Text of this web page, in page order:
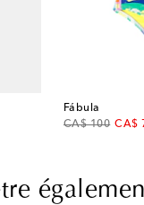
Fábula
CA$ 100
original price
CA$